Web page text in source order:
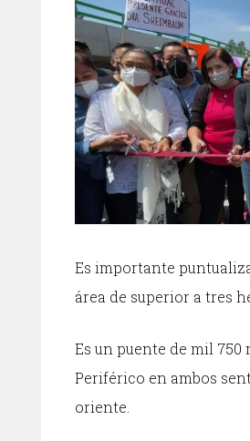
Es importante
área de superior a tres
Es un puente de mil
Periférico en ambos
oriente.